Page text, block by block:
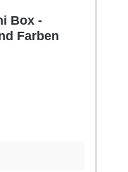
Box -
Farben